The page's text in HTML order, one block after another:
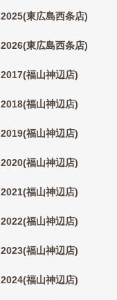
2025(東広島西条店)
2026(東広島西条店)
2017(福山神辺店)
2018(福山神辺店)
2019(福山神辺店)
2020(福山神辺店)
2021(福山神辺店)
2022(福山神辺店)
2023(福山神辺店)
2024(福山神辺店)